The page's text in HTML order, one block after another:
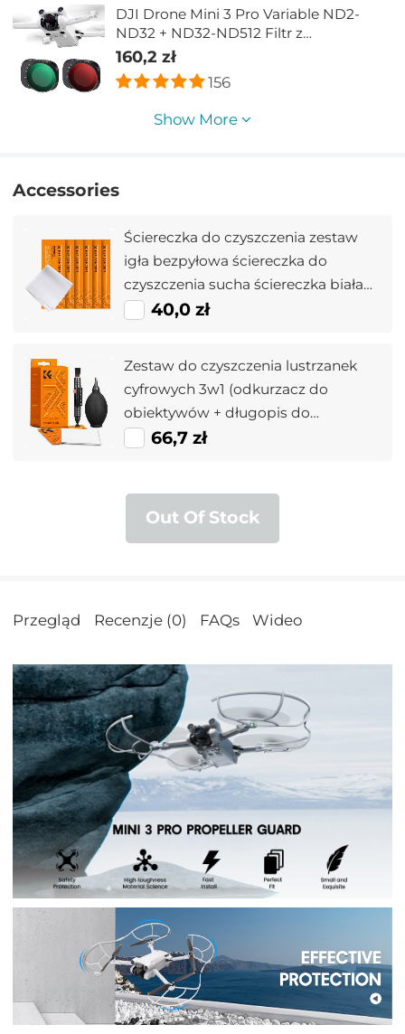
DJI Drone Mini 3 Pro Variable ND2-
ND32 + ND32-ND512 Filtr z
jednostronną zieloną folią
antyrefleksyjną, wodoodporny i
odporny na zarysowania
160,2 zł
156
Show More
Accessories
Ściereczka do czyszczenia zestaw
igła bezpyłowa ściereczka do
czyszczenia sucha ściereczka biała
15*15 cm kolorowe pudełko 6 sztuk
40,0 zł
Zestaw do czyszczenia lustrzanek
cyfrowych 3w1 (odkurzacz do
obiektywów + długopis do
czyszczenia + ściereczka do
66,7 zł
Out Of Stock
Przegląd Recenzje (0) FAQs Wideo